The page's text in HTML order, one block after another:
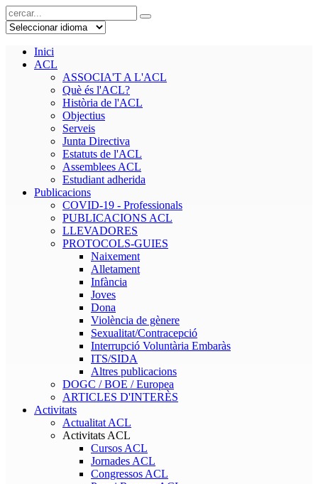
Inici
ACL
ASSOCIA'T A L'ACL
Què és l'ACL?
Història de l'ACL
Objectius
Serveis
Junta Directiva
Estatuts de l'ACL
Assemblees ACL
Estudiant adherida
Publicacions
COVID-19 - Professionals
PUBLICACIONS ACL
LLEVADORES
PROTOCOLS-GUIES
Naixement
Alletament
Infància
Joves
Dona
Violència de gènere
Sexualitat/Contracepció
Interrupció Voluntària Embaràs
ITS/SIDA
Altres publicacions
DOGC / BOE / Europea
ARTICLES D'INTERÈS
Activitats
Actualitat ACL
Activitats ACL
Cursos ACL
Jornades ACL
Congressos ACL